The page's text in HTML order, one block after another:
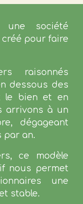
société
pour faire
raisonnés
dessous des
le bien et en
arrivons à un
dégageant
par an.
ce modèle
nous permet
une
stable.